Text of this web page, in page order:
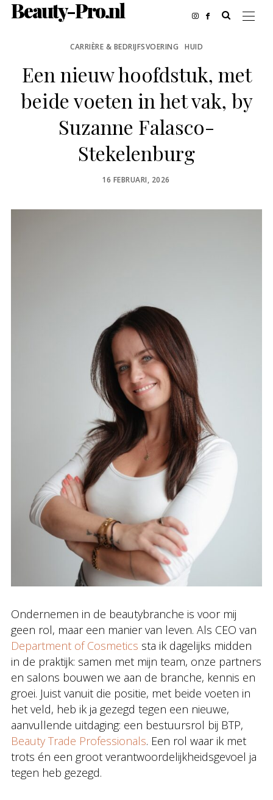
Beauty-Pro.nl
CARRIÈRE & BEDRIJFSVOERING HUID
Een nieuw hoofdstuk, met
beide voeten in het vak, by
Suzanne Falasco-
Stekelenburg
POSTED
16 FEBRUARI, 2026
Ondernemen in de beautybranche is voor mij
geen rol, maar een manier van leven. Als CEO van
Department of Cosmetics sta ik dagelijks midden
in de praktijk: samen met mijn team, onze partners
en salons bouwen we aan de branche, kennis en
groei. Juist vanuit die positie, met beide voeten in
het veld, heb ik ja gezegd tegen een nieuwe,
aanvullende uitdaging: een bestuursrol bij BTP,
Beauty Trade Professionals. Een rol waar ik met
trots én een groot verantwoordelijkheidsgevoel ja
tegen heb gezegd.